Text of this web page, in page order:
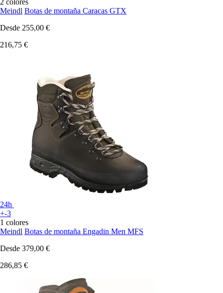
Meindl Botas de montaña Caracas GTX
Desde 255,00 €
216,75 €
24h
+-3
1 colores
Meindl Botas de montaña Engadin Men MFS
Desde 379,00 €
286,85 €